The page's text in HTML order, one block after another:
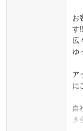
お
す
広
ゆ
ア
に
自
き